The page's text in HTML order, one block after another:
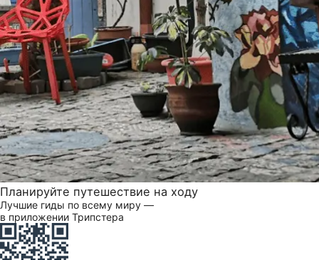
Планируйте путешествие на ходу
Лучшие гиды по всему миру —
в приложении Трипстера